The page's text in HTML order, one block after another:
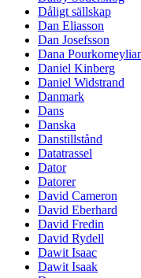
Dåligt sällskap
Dan Eliasson
Dan Josefsson
Dana
Daniel Kinberg
Daniel Widstrand
Danmark
Dans
Danska
Danstillstånd
Datatrassel
Dator
Datorer
David Cameron
David Eberhard
David Fredin
David Rydell
Dawit Isaac
Dawit Isaak